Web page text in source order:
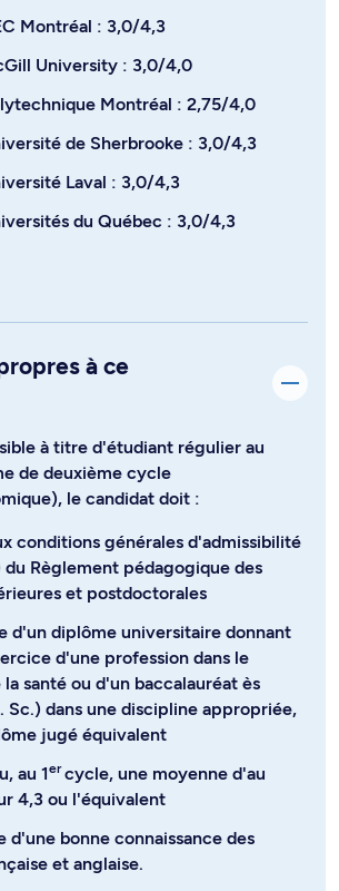
Montréal : 3,0/4,3
University : 3,0/4,0
Montréal : 2,75/4,0
de Sherbrooke : 3,0/4,3
Laval : 3,0/4,3
du Québec : 3,0/4,3
à ce
à titre d'étudiant régulier au
de deuxième cycle
le candidat doit :
conditions générales d'admissibilité
Règlement pédagogique des
et postdoctorales
d'un diplôme universitaire donnant
d'une profession dans le
santé ou d'un baccalauréat ès
Sc.) dans une discipline appropriée,
jugé équivalent
au 1ercycle, une moyenne d'au
4,3 ou l'équivalent
d'une bonne connaissance des
et anglaise.